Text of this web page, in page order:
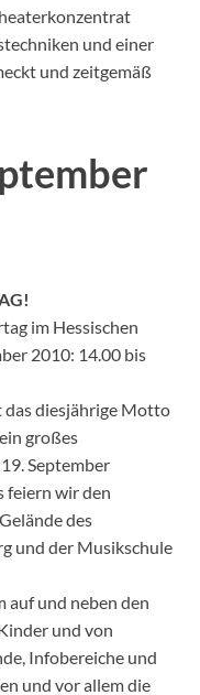
und einer
und zeitgemäß
im Hessischen
2010: 14.00 bis
das diesjährige Motto
großes
September
feiern wir den
des
und der Musikschule
auf und neben den
und von
Infobereiche und
und vor allem die